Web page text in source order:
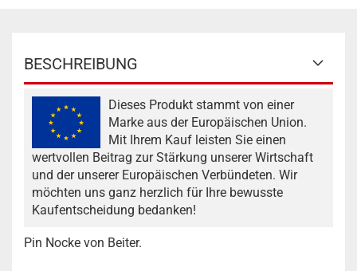
BESCHREIBUNG
Dieses Produkt stammt von einer
Marke aus der Europäischen Union.
Mit Ihrem Kauf leisten Sie einen
wertvollen Beitrag zur Stärkung unserer Wirtschaft
und der unserer Europäischen Verbündeten. Wir
möchten uns ganz herzlich für Ihre bewusste
Kaufentscheidung bedanken!
Pin Nocke von Beiter.